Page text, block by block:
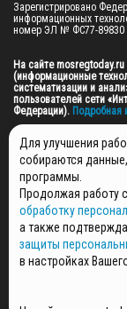
Зарегистрировано
информационных
номер ЭЛ № ФС77-89830
На сайте
(информационные
систематизации и
пользователей сети
Федерации). Подробная
© 2026 ПРАВА НА ВСЕ
МЕДИА" (ОГРН:
ПОЛИТИКА
НОВОСТИ
ГАЗЕТЫ
РЕКЛАМОДАТЕЛЯМ
Для улучшения
собираются
программы.
Продолжая работу
обработку
а также
защиты
в настройках